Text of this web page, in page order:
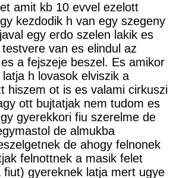
amit kb 10 evvel ezelott
kezdodik h van egy szegeny
egy erdo szelen lakik es
van es elindul az
a fejszeje beszel. Es amikor
h lovasok elviszik a
hiszem ot is es valami cirkuszi
ott bujtatjak nem tudom es
gyerekkori fiu szerelme de
de almukba
de ahogy felnonek
felnottnek a masik felet
fiut) gyereknek latja mert ugye